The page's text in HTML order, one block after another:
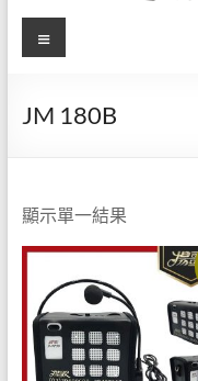
【揚
學麥
直營
店】
官方
線上
購物
於
有
歌-
學
用
麥
選
單
JM 180B
顯示單一結果